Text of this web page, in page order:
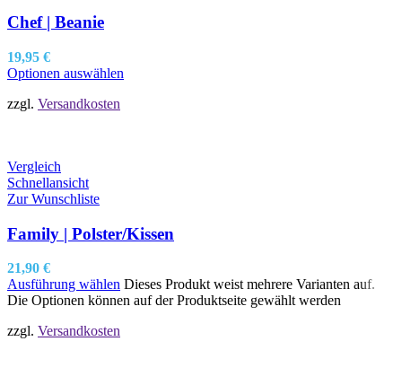
Chef | Beanie
19,95 €
Optionen auswählen
zzgl. Versandkosten
Vergleich
Schnellansicht
Zur Wunschliste
Family | Polster/Kissen
21,90 €
Ausführung wählen Dieses Produkt weist mehrere Varianten auf.
Die Optionen können auf der Produktseite gewählt werden
zzgl. Versandkosten